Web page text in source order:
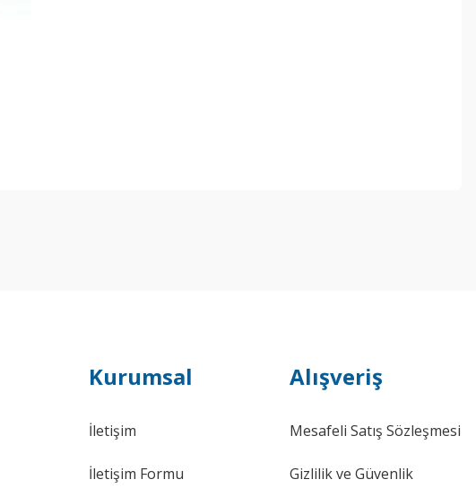
Kurumsal
İletişim
İletişim Formu
Alışveriş
Mesafeli Satış Sözleşmesi
Gizlilik ve Güvenlik